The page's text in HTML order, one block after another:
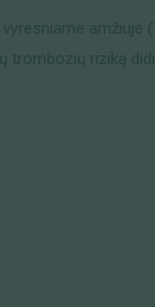
trombozių riziką